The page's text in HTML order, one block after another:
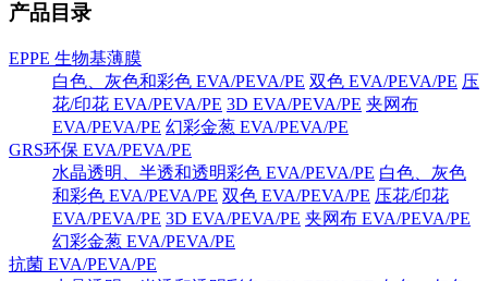
产品目录
EPPE 生物基薄膜
白色、灰色和彩色 EVA/PEVA/PE 双色 EVA/PEVA/PE 压
花/印花 EVA/PEVA/PE 3D EVA/PEVA/PE 夹网布
EVA/PEVA/PE 幻彩金葱 EVA/PEVA/PE
GRS环保 EVA/PEVA/PE
水晶透明、半透和透明彩色 EVA/PEVA/PE 白色、灰色
和彩色 EVA/PEVA/PE 双色 EVA/PEVA/PE 压花/印花
EVA/PEVA/PE 3D EVA/PEVA/PE 夹网布 EVA/PEVA/PE
幻彩金葱 EVA/PEVA/PE
抗菌 EVA/PEVA/PE